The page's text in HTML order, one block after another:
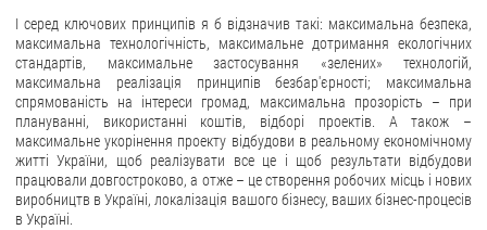
І серед ключових принципів я б відзначив такі: максимальна безпека,
максимальна технологічність, максимальне дотримання екологічних
стандартів, максимальне застосування «зелених» технологій,
максимальна реалізація принципів безбар'єрності; максимальна
спрямованість на інтереси громад, максимальна прозорість – при
плануванні, використанні коштів, відборі проектів. А також –
максимальне укорінення проекту відбудови в реальному економічному
житті України, щоб реалізувати все це і щоб результати відбудови
працювали довгостроково, а отже – це створення робочих місць і нових
виробництв в Україні, локалізація вашого бізнесу, ваших бізнес-процесів
в Україні.